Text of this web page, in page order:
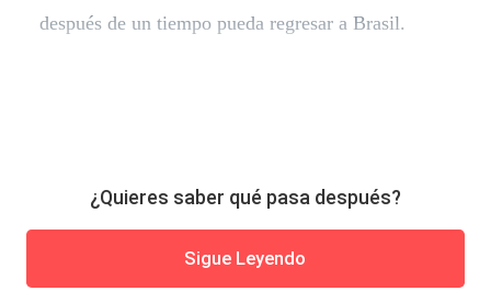
después de un tiempo pueda regresar a Brasil.
¿Quieres saber qué pasa después?
Sigue Leyendo